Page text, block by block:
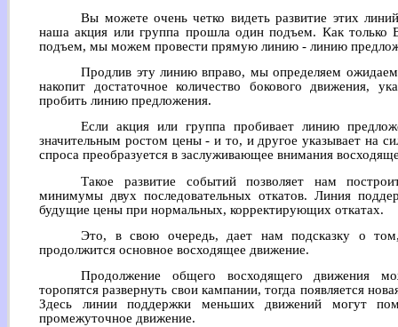
Вы можете очень четко видеть развитие этих
наша акция или группа прошла один подъем. Как только
подъем, мы можем провести прямую линию - линию
Продлив эту линию вправо, мы определяем
накопит достаточное количество бокового движения,
пробить линию предложения.
Если акция или группа пробивает линию
значительным ростом цены - и то, и другое указывает на
спроса преобразуется в заслуживающее внимания
Такое развитие событий позволяет нам
минимумы двух последовательных откатов. Линия
будущие цены при нормальных, корректирующих откатах.
Это, в свою очередь, дает нам подсказку о
продолжится основное восходящее движение.
Продолжение общего восходящего движения
торопятся развернуть свои кампании, тогда появляется
Здесь линии поддержки меньших движений могут
промежуточное движение.